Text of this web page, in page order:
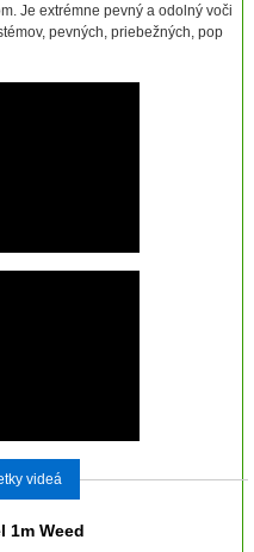
Je extrémne pevný a odolný voči
pevných, priebežných, pop
videá
1m Weed